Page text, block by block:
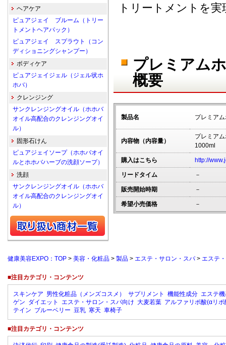
トリートメントを
プレミアム
概要
製品名 プレミア
内容物（内容量）
プレミア
1000ml
購入はこちら http://
リードタイム －
販売開始時期 －
希望小売価格 －
ヘアケア
ピュアジェイ ブルーム（トリー
トメントヘアパック）
ピュアジェイ スプラウト（コン
ディショニングシャンプー）
ボディケア
ピュアジェイジェル（ジェル状ホ
ホバ）
クレンジング
サンクレンジングオイル（ホホバ
オイル高配合のクレンジングオイ
ル）
固形石けん
ピュアジェイソープ（ホホバオイ
ルとホホバハーブの洗顔ソープ）
洗顔
サンクレンジングオイル（ホホバ
オイル高配合のクレンジングオイ
ル）
健康美容EXPO：TOP > 美容・化粧品 > 製品 > エステ・サロン・スパ> エステ
■注目カテゴリ・コンテンツ
スキンケア 男性化粧品（メンズコスメ） サプリメント 機能性成分 エステ
ゲン ダイエット エステ・サロン・スパ向け 大麦若葉 アルファリポ酸(αリポ
テイン ブルーベリー 豆乳 寒天 車椅子
■注目カテゴリ・コンテンツ